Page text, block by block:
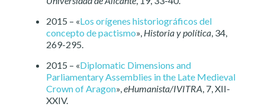
2015 – «Los orígenes historiográficos del
concepto de pactismo», Historia y política, 34,
269-295.
2015 – «Diplomatic Dimensions and
Parliamentary Assemblies in the Late Medieval
Crown of Aragon»,eHumanista/IVITRA, 7, XII-
XXIV.